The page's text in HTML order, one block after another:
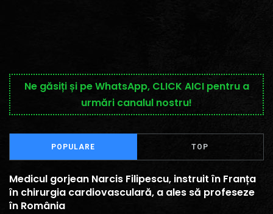
Ne găsiți și pe WhatsApp, CLICK AICI pentru a
urmări canalul nostru!
POPULARE TOP
Medicul gorjean Narcis Filipescu, instruit în Franța
în chirurgia cardiovasculară, a ales să profeseze
în România